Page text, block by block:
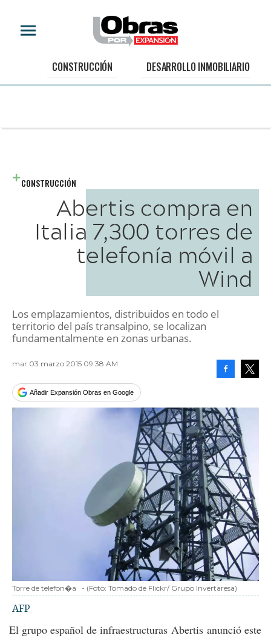
CONSTRUCCIÓN DESARROLLO INMOBILIARIO
CONSTRUCCIÓN
Abertis compra en
Italia 7,300 torres de
telefonía móvil a
Wind
Los emplazamientos, distribuidos en todo el
territorio del país transalpino, se localizan
fundamentalmente en zonas urbanas.
mar 03 marzo 2015 09:38 AM
Añadir Expansión Obras en Google
Torre de telefon�a - (Foto: Tomado de Flickr/ Grupo Invertaresa)
AFP
El grupo español de infraestructuras Abertis anunció este